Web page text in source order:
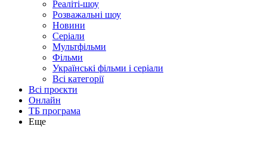
Реаліті-шоу
Розважальні шоу
Новини
Серіали
Мультфільми
Фільми
Українські фільми і серіали
Всі категорії
Всі проєкти
Онлайн
ТБ програма
Еще